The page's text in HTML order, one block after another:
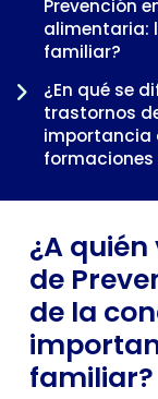
Prevención
alimentaria:
familiar?
¿En qué se
trastornos
importancia
formaciones
¿Cuándo
alimentaria:
dentro de
¿A
de
de la
familiar?